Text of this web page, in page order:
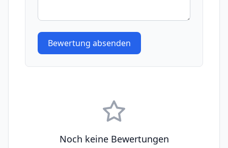
Bewertung absenden
Noch keine Bewertungen